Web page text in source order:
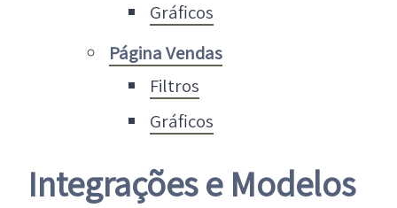
Gráficos
Página Vendas
Filtros
Gráficos
Integrações e Modelos